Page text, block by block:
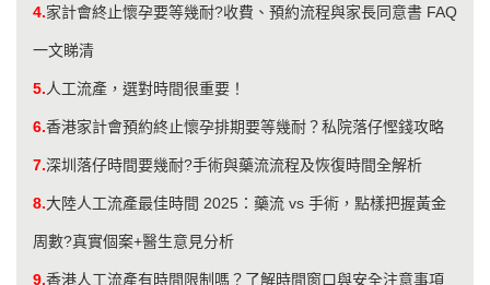
4.家計會終止懷孕要等幾耐?收費、預約流程與家長同意書 FAQ
一文睇清
5.人工流產，選對時間很重要！
6.​香港家計會預約終止懷孕排期要等幾耐？私院落仔慳錢攻略
7.深圳落仔時間要幾耐?手術與藥流流程及恢復時間全解析
8.大陸人工流產最佳時間 2025：藥流 vs 手術，點樣把握黃金
周數?真實個案+醫生意見分析
9.​香港人工流產有時間限制嗎？了解時間窗口與安全注意事項